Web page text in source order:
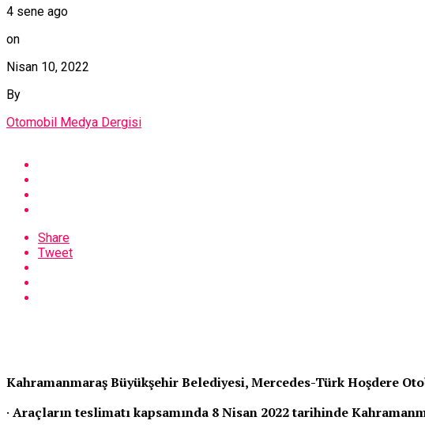
4 sene ago
on
Nisan 10, 2022
By
Otomobil Medya Dergisi
Share
Tweet
Kahramanmaraş Büyükşehir Belediyesi, Mercedes-Türk Hoşdere
· Araçların teslimatı kapsamında 8 Nisan 2022 tarihinde